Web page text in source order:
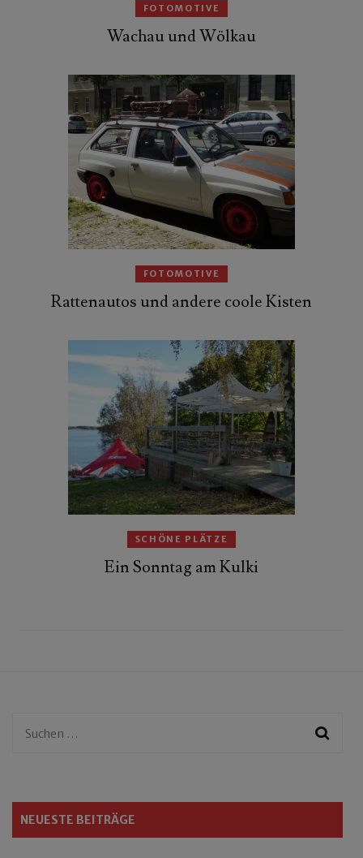
FOTOMOTIVE
Wachau und Wölkau
FOTOMOTIVE
Rattenautos und andere coole Kisten
SCHÖNE PLÄTZE
Ein Sonntag am Kulki
Suchen
NEUESTE BEITRÄGE